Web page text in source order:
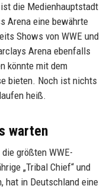
die Medienhauptstadt
Arena eine bewährte
Shows von WWE und
Arena ebenfalls
könnte mit dem
bieten. Noch ist nichts
heiß.
warten
größten WWE-
„Tribal Chief“ und
hat in Deutschland eine